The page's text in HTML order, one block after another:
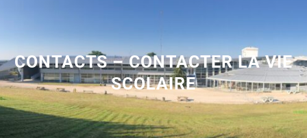
CONTACTS – CONTACTER LA VIE
SCOLAIRE